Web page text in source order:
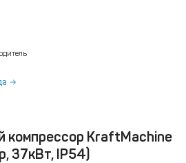
компрессор KraftMachine
37кВт, IP54)